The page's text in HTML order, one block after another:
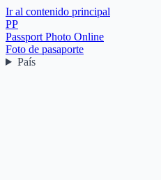
Ir al contenido principal
PP
Passport Photo Online
Foto de pasaporte
País